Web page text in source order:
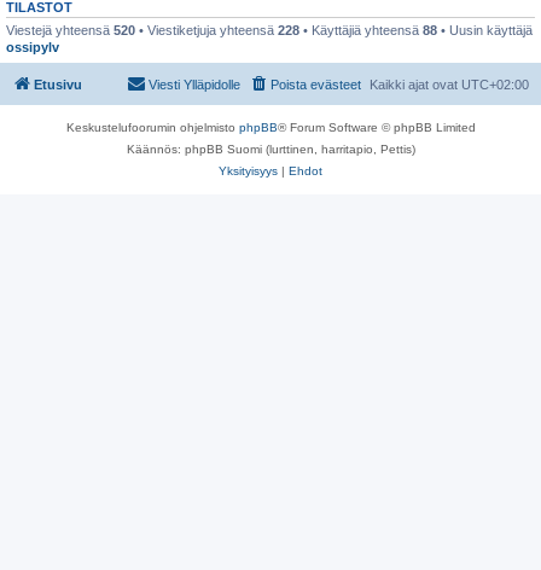
TILASTOT
Viestejä yhteensä 520 • Viestiketjuja yhteensä 228 • Käyttäjiä yhteensä 88 • Uusin käyttäjä
ossipylv
Etusivu Kaikki ajat ovat UTC+02:00
Poista evästeet
Viesti Ylläpidolle
Keskustelufoorumin ohjelmisto phpBB® Forum Software © phpBB Limited
Käännös: phpBB Suomi (lurttinen, harritapio, Pettis)
Yksityisyys | Ehdot